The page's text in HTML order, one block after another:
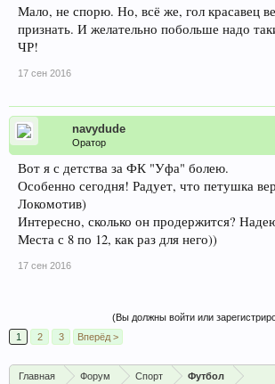
Мало, не спорю. Но, всё же, гол красавец
признать. И желательно побольше надо
ЧР!
17 сен 2016
navydude
Оратор
Вот я с детства за ФК "Уфа" болею.
Особенно сегодня! Радует, что петушка
Локомотив)
Интересно, сколько он продержится?
Места с 8 по 12, как раз для него))
17 сен 2016
(Вы должны войти или
1
2 3 Вперёд >
Главная Форум Спорт Футбол